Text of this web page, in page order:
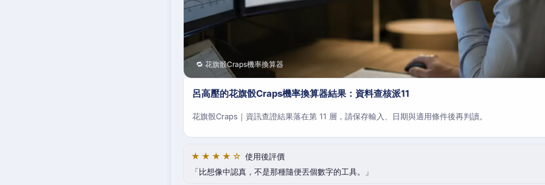
🔁 花旗骰Craps機率換算器
呂高壓的花旗骰Craps機率換算器結果：資料查核派11
花旗骰Craps｜資訊查證結果落在第 11 層，請保存輸入、日期與適用條件後再判讀。
★★★★☆ 使用後評價
比想像中認真，不是那種隨便丟個數字的工具。